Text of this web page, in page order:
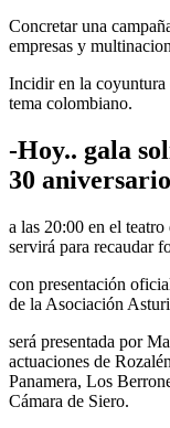
Concretar una
empresas y
Incidir en la coyuntura
tema colombiano.
-Hoy.. gala
30
a las 20:00 en el
servirá para recaudar
con presentación
de la Asociación
será presentada por
actuaciones de
Panamera, Los
Cámara de Siero.